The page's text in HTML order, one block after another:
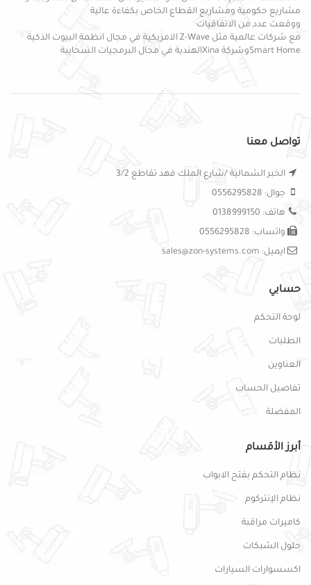
مشاريع حكومية ومشاريع القطاع الخاص بكفاءة عالية
ووقعت عدد من الاتفاقيات
مع شركات عالمية مثل Z-Wave الامريكية في مجال انظمة البيوت الذكية
Smart Homeوشركة Xinaالهندية في مجال البرمجيات السحابية
تواصل معنا
الخبر الشمالية /شارع الملك فهد تقاطع 3/2
جوال: 0556295828
هاتف: 0138999150
واتساب: 0556295828
ايميل: sales@zon-systems.com
حسابي
لوحة التحكم
الطلبات
العناوين
تفاصيل الحساب
المفضلة
أبرز الأقسام
نظام التحكم بفتح الابواب
نظام الإنتركوم
كاميرات مراقبة
حلول الشبكات
اكسسوارات السيارات